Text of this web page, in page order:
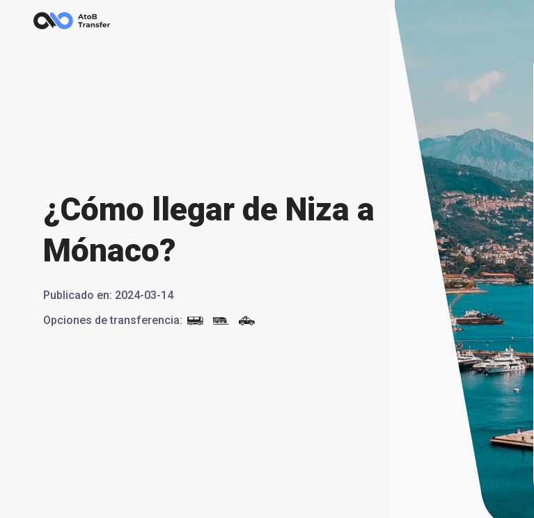
¿Cómo llegar de Niza a
Mónaco?
Publicado en: 2024-03-14
Opciones de transferencia: